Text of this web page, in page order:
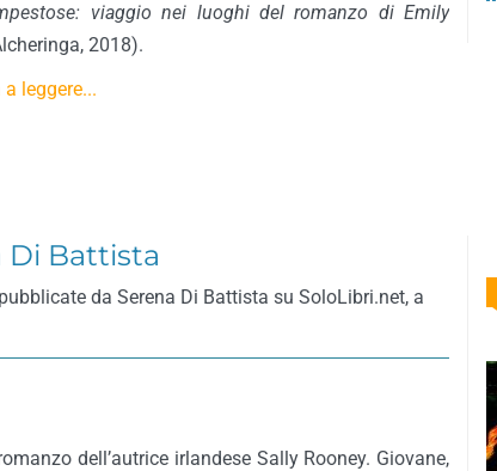
viaggio nei luoghi del romanzo di Emily
2018).
leggere...
Di Battista
da Serena Di Battista su SoloLibri.net, a
dell’autrice irlandese Sally Rooney. Giovane,